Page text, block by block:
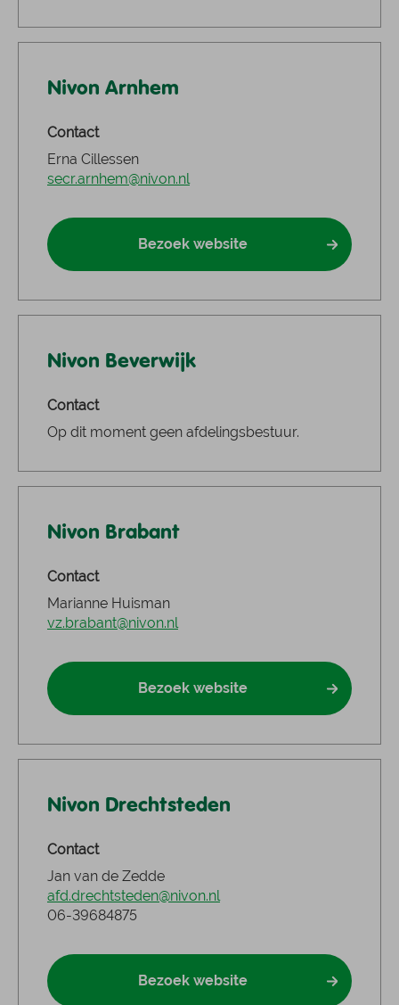
Nivon Arnhem
Contact
Erna Cillessen
secr.arnhem@nivon.nl
Bezoek website
Nivon Beverwijk
Contact
Op dit moment geen afdelingsbestuur.
Nivon Brabant
Contact
Marianne Huisman
vz.brabant@nivon.nl
Bezoek website
Nivon Drechtsteden
Contact
Jan van de Zedde
afd.drechtsteden@nivon.nl
06-39684875
Bezoek website